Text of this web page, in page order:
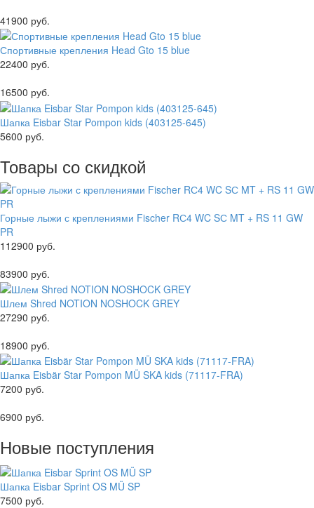
41900 руб.
Спортивные крепления Head Gto 15 blue
22400 руб.
16500 руб.
Шапка Eisbar Star Pompon kids (403125-645)
5600 руб.
Товары со скидкой
Горные лыжи с креплениями Fischer RС4 WC SС MT + RS 11 GW
PR
112900 руб.
83900 руб.
Шлем Shred NOTION NOSHOCK GREY
27290 руб.
18900 руб.
Шапка Eisbär Star Pompon MÜ SKA kids (71117-FRA)
7200 руб.
6900 руб.
Новые поступления
Шапка Eisbar Sprint OS MÜ SP
7500 руб.